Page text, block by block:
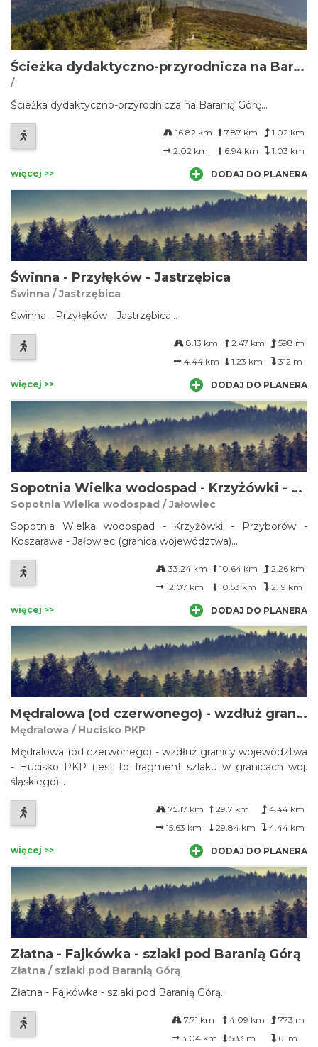
Ścieżka dydaktyczno-przyrodnicza na Baranią Górę
/
Ścieżka dydaktyczno-przyrodnicza na Baranią Górę...
16.82 km 7.87 km
1.02 km
2.02 km
6.94 km 1.03 km
więcej >> DODAJ DO PLANERA
Świnna - Przyłęków - Jastrzębica
Świnna / Jastrzębica
Świnna - Przyłęków - Jastrzębica...
8.13 km 2.47 km
598 m
4.44 km
1.23 km 312 m
więcej >> DODAJ DO PLANERA
Sopotnia Wielka wodospad - Krzyżówki - Przyborów - Koszarawa - Jałowiec (granica województwa)
Sopotnia Wielka wodospad / Jałowiec
Sopotnia Wielka wodospad - Krzyżówki - Przyborów -
Koszarawa - Jałowiec (granica województwa)...
33.24 km 10.64 km
2.26 km
12.07 km
10.53 km 2.19 km
więcej >> DODAJ DO PLANERA
Mędralowa (od czerwonego) - wzdłuż granicy województwa - Hucisko PKP (jest to fragment szlaku w granicach woj. śląskiego)
Mędralowa / Hucisko PKP
Mędralowa (od czerwonego) - wzdłuż granicy województwa
- Hucisko PKP (jest to fragment szlaku w granicach woj.
śląskiego)...
75.17 km 29.7 km
4.44 km
15.63 km
29.84 km 4.44 km
więcej >> DODAJ DO PLANERA
Złatna - Fajkówka - szlaki pod Baranią Górą
Złatna / szlaki pod Baranią Górą
Złatna - Fajkówka - szlaki pod Baranią Górą...
7.71 km 4.09 km
773 m
3.04 km
583 m 61 m